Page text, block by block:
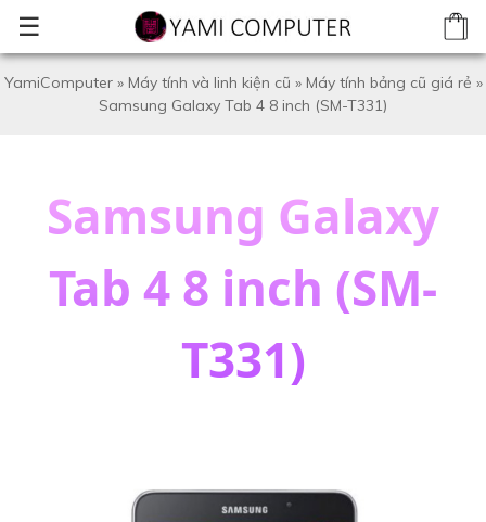
☰
YamiComputer» Máy tính và linh kiện cũ » Máy tính bảng cũ giá rẻ »
Samsung Galaxy Tab 4 8 inch (SM-T331)
Samsung Galaxy
Tab 4 8 inch (SM-
T331)